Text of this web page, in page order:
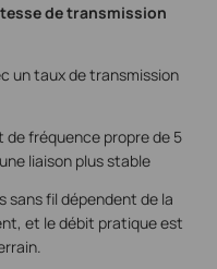
de transmission
un taux de transmission
de fréquence propre de 5
liaison plus stable
sans fil dépendent de la
et le débit pratique est